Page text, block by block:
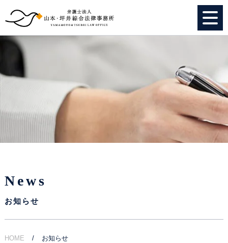
HOME
個人のお客様
法人のお客様
News
お知らせ
HOME お知らせ